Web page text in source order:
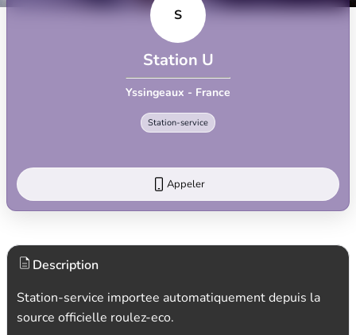
S
Station U
Yssingeaux - France
Station-service
Appeler
Description
Station-service importee automatiquement depuis la
source officielle roulez-eco.